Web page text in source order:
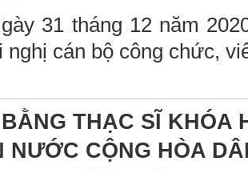
31 tháng 12 năm
nghị cán bộ công chức,
THẠC SĨ KHÓA
NƯỚC CỘNG HÒA